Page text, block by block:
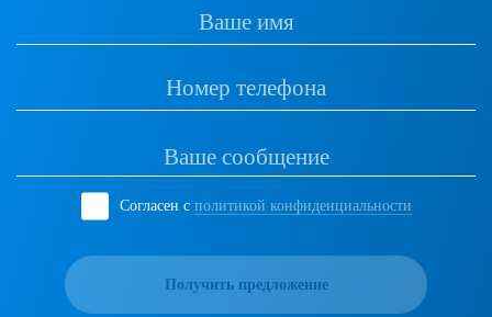
Согласен с политикой конфиденциальности
Получить предложение